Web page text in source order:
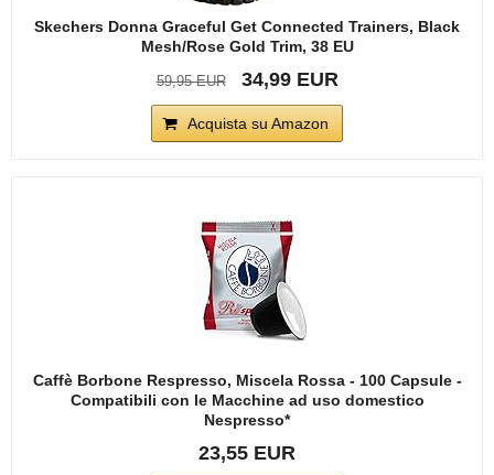
Skechers Donna Graceful Get Connected Trainers, Black
Mesh/Rose Gold Trim, 38 EU
59,95 EUR 34,99 EUR
Acquista su Amazon
Caffè Borbone Respresso, Miscela Rossa - 100 Capsule -
Compatibili con le Macchine ad uso domestico
Nespresso*
23,55 EUR